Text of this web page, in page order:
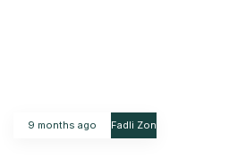
9 months ago Fadli Zon